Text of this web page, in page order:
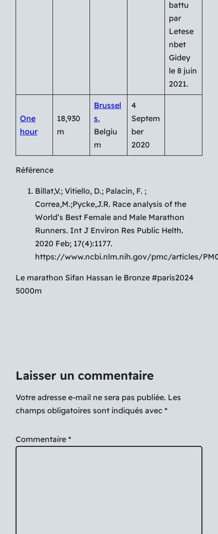
battu
par
Letese
nbet
Gidey
le 8 juin
2021.
One
hour
18,930
m
Brussel
s,
Belgiu
m
4
Septem
ber
2020
Référence
Billat,V.; Vitiello, D.; Palacin, F. ;
Correa,M.;Pycke,J.R. Race analysis of the
World’s Best Female and Male Marathon
Runners. Int J Environ Res Public Helth.
2020 Feb; 17(4):1177.
https://www.ncbi.nlm.nih.gov/pmc/articles/
Le marathon Sifan Hassan le Bronze #paris2024
5000m
Laisser un commentaire
Votre adresse e-mail ne sera pas publiée. Les
champs obligatoires sont indiqués avec *
Commentaire *